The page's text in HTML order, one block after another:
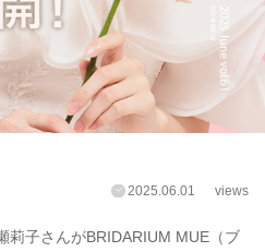
2025.06.01 views
莉子さんがBRIDARIUM MUE（ブ